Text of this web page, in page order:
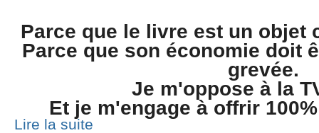
Parce que le livre est un objet
Parce que son économie doit
grevée.
Je m'oppose à la
Et je m'engage à offrir
Lire la suite